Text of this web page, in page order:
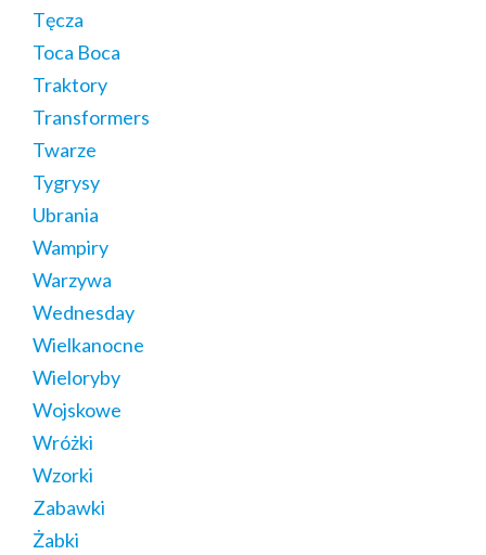
Tęcza
Toca Boca
Traktory
Transformers
Twarze
Tygrysy
Ubrania
Wampiry
Warzywa
Wednesday
Wielkanocne
Wieloryby
Wojskowe
Wróżki
Wzorki
Zabawki
Żabki